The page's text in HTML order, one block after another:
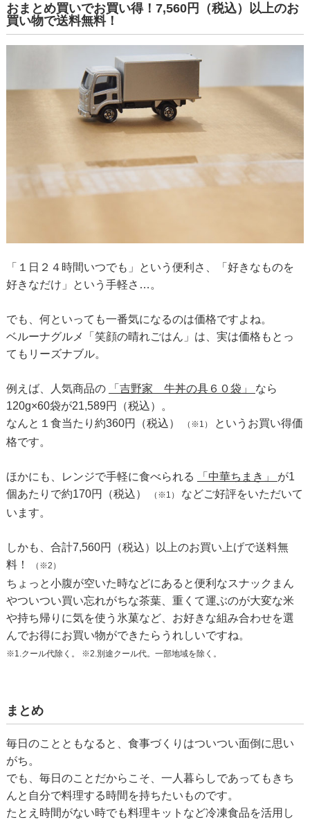
おまとめ買いでお買い得！7,560円（税込）以上のお
買い物で送料無料！
「１日２４時間いつでも」という便利さ、「好きなものを
好きなだけ」という手軽さ…。
でも、何といっても一番気になるのは価格ですよね。
ベルーナグルメ「笑顔の晴れごはん」は、実は価格もとっ
てもリーズナブル。
例えば、人気商品の 「吉野家 牛丼の具６０袋」 なら
120g×60袋が21,589円（税込）。
なんと１食当たり約360円（税込）
（※1）
というお買い得価
格です。
ほかにも、レンジで手軽に食べられる 「中華ちまき」 が1
個あたりで約170円（税込）
（※1） などご好評をいただいて
います。
しかも、合計7,560円（税込）以上のお買い上げで送料無
料！
（※2）
ちょっと小腹が空いた時などにあると便利なスナックまん
やついつい買い忘れがちな茶葉、重くて運ぶのが大変な米
や持ち帰りに気を使う氷菓など、お好きな組み合わせを選
んでお得にお買い物ができたらうれしいですね。
※1.クール代除く。 ※2.別途クール代。一部地域を除く。
まとめ
毎日のことともなると、食事づくりはついつい面倒に思い
がち。
でも、毎日のことだからこそ、一人暮らしであってもきち
んと自分で料理する時間を持ちたいものです。
たとえ時間がない時でも料理キットなど冷凍食品を活用し